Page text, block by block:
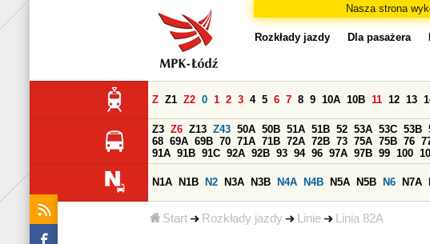
Nasza strona
Start Rozkłady jazdy Linie Linia 82A
Rozkłady jazdy Dla pasażera
Z Z1 Z2 0 1 2 3 4 5 6 7 8 9 10A 10B 11 12 13
Z3 Z6 Z13 Z43 50A 50B 51A 51B 52 53A 53C 53B
68 69A 69B 70 71A 71B 72A 72B 73 75A 75B 76
91A 91B 91C 92A 92B 93 94 96 97A 97B 99 100
N1A N1B N2 N3A N3B N4A N4B N5A N5B N6 N7A